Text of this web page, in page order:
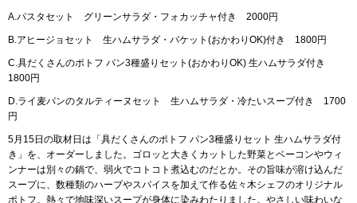
A.パスタセット グリーンサラダ・フォカッチャ付き 2000円
B.アヒージョセット 生ハムサラダ・バケット(おかわりOK)付き 1800円
C.具だくさんのポトフ パン3種盛りセット(おかわりOK) 生ハムサラダ付き
1800円
D.ライ麦パンのタルティーヌセット 生ハムサラダ・冷たいスープ付き 1700
円
5月15日の取材日は「具だくさんのポトフ パン3種盛りセット 生ハムサラダ付
き」を、オーダーしました。ゴロッと大きくカットした野菜とベーコンやウィ
ンナーは別々の鍋で、弱火でコトコト煮込むのだとか。その旨味が溶け込んだ
スープに、数種類のハーブやスパイスを加えて作る佐々木シェフのオリジナル
ポトフ。熱々で地味深いスープが身体に染みわたりました。やさしい味わいな